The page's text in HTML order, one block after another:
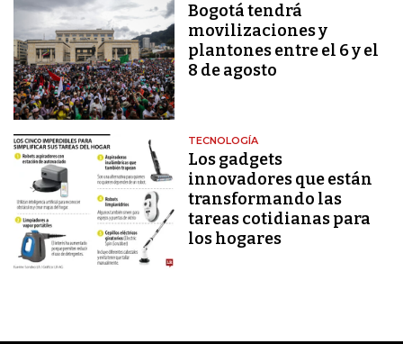
Bogotá tendrá
movilizaciones y
plantones entre el 6 y el
8 de agosto
TECNOLOGÍA
Los gadgets
innovadores que están
transformando las
tareas cotidianas para
los hogares